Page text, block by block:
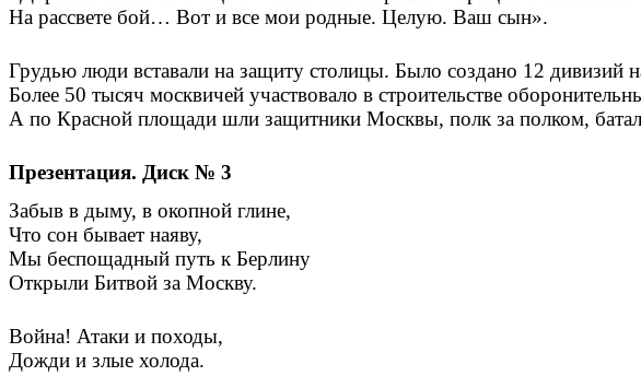
На рассвете бой… Вот и все мои родные. Целую. Ваш сын».
Грудью люди вставали на защиту столицы. Было создано 12 дивизий
Более 50 тысяч москвичей участвовало в строительстве
А по Красной площади шли защитники Москвы, полк за полком,
Презентация. Диск № 3
Забыв в дыму, в окопной глине,
Что сон бывает наяву,
Мы беспощадный путь к Берлину
Открыли Битвой за Москву.
Война! Атаки и походы,
Дожди и злые холода.